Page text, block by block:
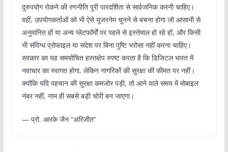
दुरुपयोग रोकने की रणनीति पूरी पारदर्शिता से सार्वजनिक करनी चाहिए।
वहीं, उपयोगकर्ताओं को भी ऐसे यूजरनेम चुनने से बचना होगा जो आसानी से
अनुमानित हों या अन्य प्लेटफॉर्मों पर पहले से इस्तेमाल हो रहे हों, और किसी
भी संदिग्ध प्रोफाइल या संदेश पर बिना पुष्टि भरोसा नहीं करना चाहिए।
सरकार का यह समयोचित हस्तक्षेप स्पष्ट करता है कि डिजिटल भारत में
नवाचार का स्वागत होगा, लेकिन नागरिकों की सुरक्षा की कीमत पर नहीं।
क्योंकि यदि पहचान की सुरक्षा कमजोर पड़ी, तो आने वाले समय में मोबाइल
नंबर नहीं, नाम ही सबसे बड़ी चोरी बन जाएगा।
— प्रो. आरके जैन “अरिजीत”